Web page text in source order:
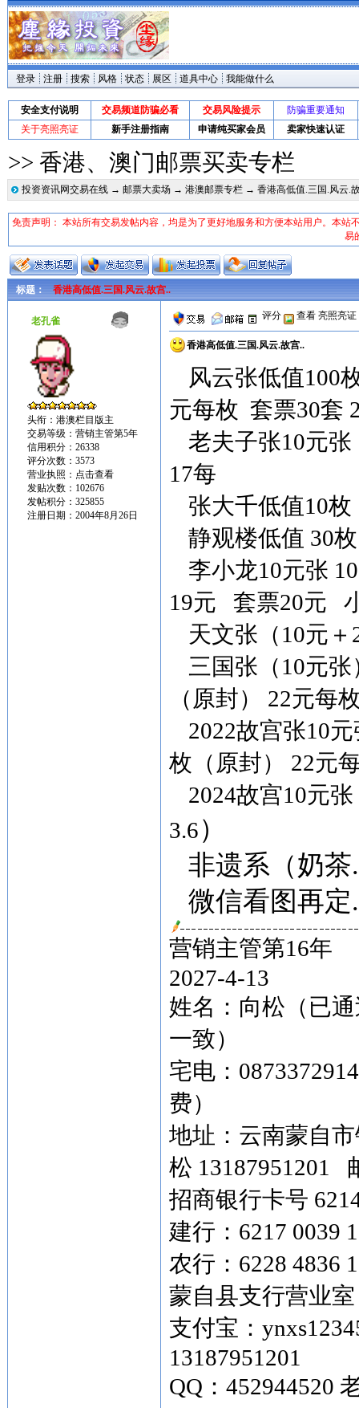
登录 注册 搜索 风格 状态 展区 道具中心 我能做什么
安全支付说明 交易频道防骗必看 交易风险提示
防骗重要通知
关于亮照亮证
新手注册指南 申请纯买家会员 卖家快速认证
>> 香港、澳门邮票买卖专栏
投资资讯网交易在线→ 邮票大卖场→ 港澳邮票专栏→ 香港高低值.三国.风云.
免责声明： 本站所有交易发帖内容，均是为了更好地服务和方便本站用户。本
易
标题： 香港高低值.三国.风云.故宫..
老孔雀
头衔：港澳栏目版主
交易等级：营销主管第5年
信用积分：26338
评分次数：3573
营业执照： 点击查看
发贴次数：102676
发帖积分：325855
注册日期：2004年8月26日
评分 查看 亮照亮证
香港高低值.三国.风云.故宫..
风云张低值100
元每枚 套票30套
老夫子张10元
17每
张大千低值10
静观楼低值 30
李小龙10元张
19元 套票20元
天文张（10元
三国张（10元
（原封） 22元每
2022故宫张10
枚（原封） 22元
2024故宫10元
3.6）
非遗系（奶
微信看图再定
营销主管第16年
2027-4-13
姓名：向松（已
一致）
宅电：
费）
地址：云南蒙自
松 13187951201
招商银行卡号
建行：6217 0039
农行：6228 4836
蒙自县支行营业室
支付宝：
13187951201
QQ：452944520